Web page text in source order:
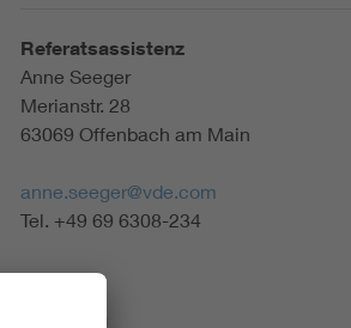
Referatsassistenz
Anne Seeger
Merianstr. 28
63069 Offenbach am Main
anne.seeger@vde.com
Tel. +49 69 6308-234